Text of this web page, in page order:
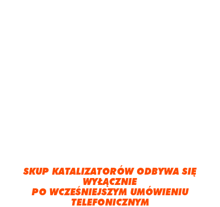
SKUP KATALIZATORÓW ODBYWA SIĘ
WYŁĄCZNIE
PO WCZEŚNIEJSZYM UMÓWIENIU
TELEFONICZNYM